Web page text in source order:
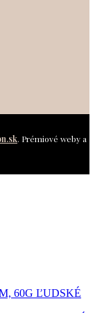
. Prémiové weby a
60G ĽUDSKÉ